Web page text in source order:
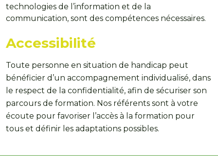
technologies de l’information et de la
communication, sont des compétences nécessaires.
Accessibilité
Toute personne en situation de handicap peut
bénéficier d’un accompagnement individualisé, dans
le respect de la confidentialité, afin de sécuriser son
parcours de formation. Nos référents sont à votre
écoute pour favoriser l’accès à la formation pour
tous et définir les adaptations possibles.